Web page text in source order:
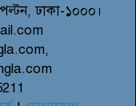
ঢাকা-১০০০।